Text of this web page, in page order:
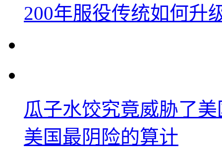
200年服役传统如何升
瓜子水饺究竟威胁了
美国最阴险的算计